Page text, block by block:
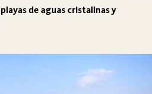
de aguas cristalinas y